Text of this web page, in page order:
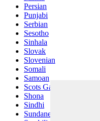
Persian
Punjabi
Serbian
Sesotho
Sinhala
Slovak
Slovenian
Somali
Samoan
Scots Gaelic
Shona
Sindhi
Sundanese